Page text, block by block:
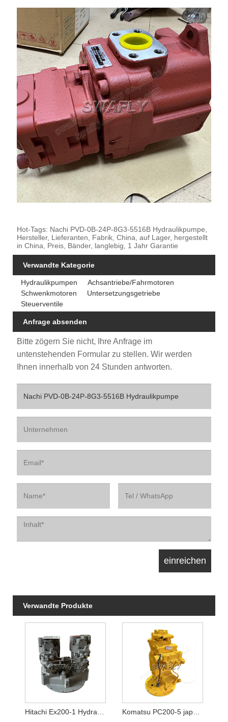
Hot-Tags: Nachi PVD-0B-24P-8G3-5516B Hydraulikpumpe,
Hersteller, Lieferanten, Fabrik, China, auf Lager, hergestellt
in China, Preis, Bänder, langlebig, 1 Jahr Garantie
Verwandte Kategorie
Hydraulikpumpen
Achsantriebe/Fahrmotoren
Schwenkmotoren
Untersetzungsgetriebe
Steuerventile
Anfrage absenden
Bitte zögern Sie nicht, Ihre Anfrage im
untenstehenden Formular zu stellen. Wir werden
Ihnen innerhalb von 24 Stunden antworten.
Verwandte Produkte